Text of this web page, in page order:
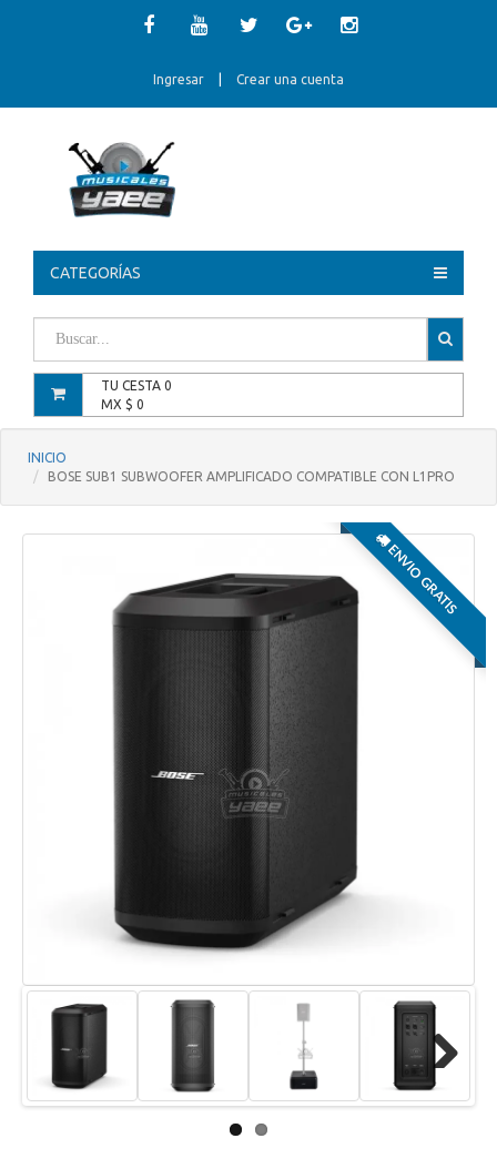
Ingresar Crear una cuenta
CATEGORÍAS
TU CESTA 0
MX $ 0
INICIO
BOSE SUB1 SUBWOOFER AMPLIFICADO COMPATIBLE CON L1PRO
ENVIO GRATIS
Next